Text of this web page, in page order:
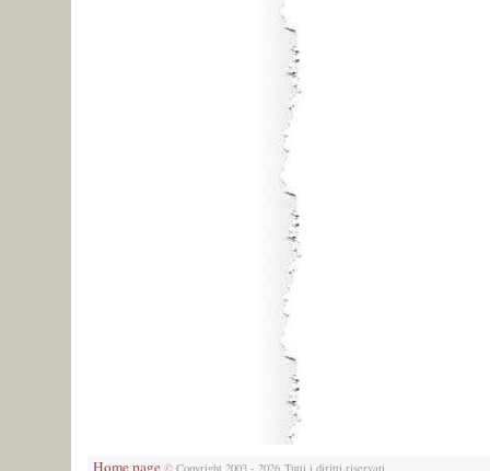
Home page © Copyright 2003 - 2026 Tutti i diritti riservati.